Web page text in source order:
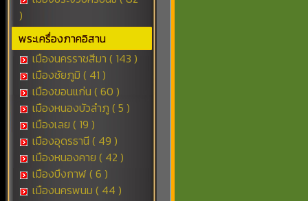
)
พระเครื่องภาคอิสาน
เมืองนครราชสีมา ( 143 )
เมืองชัยภูมิ ( 41 )
เมืองขอนแก่น ( 60 )
เมืองหนองบัวลำภู ( 5 )
เมืองเลย ( 19 )
เมืองอุดรธานี ( 49 )
เมืองหนองคาย ( 42 )
เมืองบึงกาฬ ( 6 )
เมืองนครพนม ( 44 )